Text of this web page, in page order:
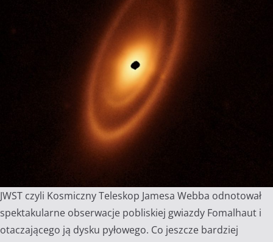
JWST czyli Kosmiczny Teleskop Jamesa Webba odnotował
spektakularne obserwacje pobliskiej gwiazdy Fomalhaut i
otaczającego ją dysku pyłowego. Co jeszcze bardziej